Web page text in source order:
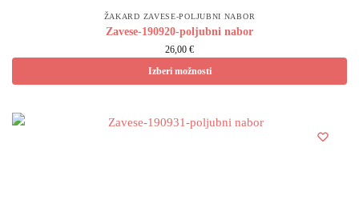
ŽAKARD ZAVESE-POLJUBNI NABOR
Zavese-190920-poljubni nabor
26,00 €
Izberi možnosti